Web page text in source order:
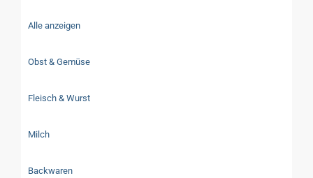
Alle anzeigen
Obst & Gemüse
Fleisch & Wurst
Milch
Backwaren